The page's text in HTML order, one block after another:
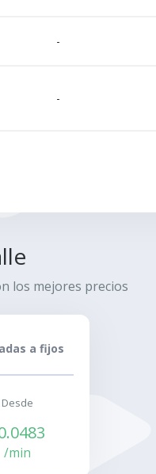
-
-
los mejores precios
a fijos
Desde
/min